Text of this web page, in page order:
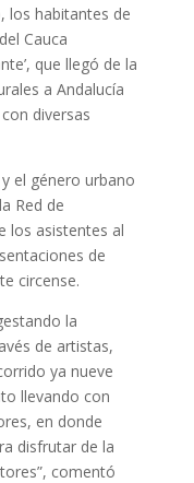
los habitantes de
Cauca
que llegó de la
a Andalucía
diversas
el género urbano
Red de
los asistentes al
de
circense.
la
de artistas,
ya nueve
llevando con
en donde
disfrutar de la
comentó